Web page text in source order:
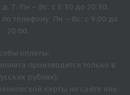
7: Пн – Вс: с 8:30 до 20:30.
телефону: Пн – Вс: с 9:00 до
20:00.
оплаты:
производится только в
рублях);
карты на сайте или